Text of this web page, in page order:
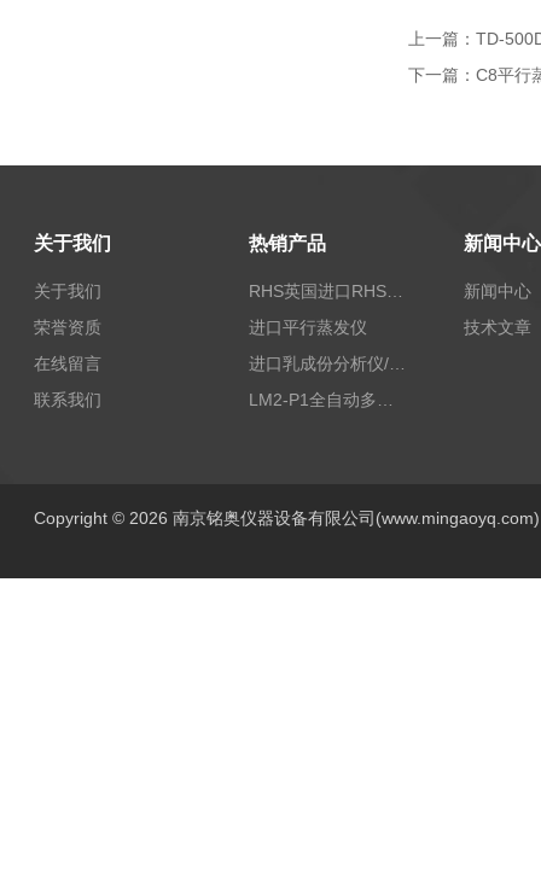
上一篇： TD-
下一篇： C8平行
关于我们
关于我们
荣誉资质
在线留言
联系我们
热销产品
RHS英国进口RHS植物标准比色卡
进口平行蒸发仪
进口乳成份分析仪/乳品分析仪
新闻中心
新闻中心
技术文章
Copyright © 2026 南京铭奥仪器设备有限公司